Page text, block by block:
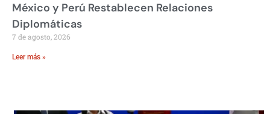
México y Perú Restablecen Relaciones
Diplomáticas
7 de agosto, 2026
Leer más »